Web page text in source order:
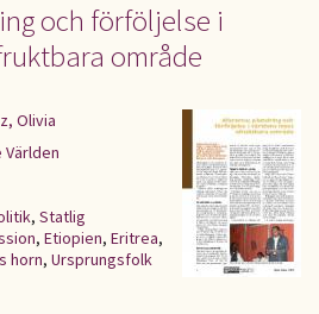
och förföljelse i
område
Olivia
Världen
, Statlig
, Etiopien, Eritrea,
horn, Ursprungsfolk